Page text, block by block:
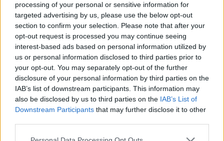
processing of your personal or sensitive information for
targeted advertising by us, please use the below opt-out
section to confirm your selection. Please note that after your
opt-out request is processed you may continue seeing
interest-based ads based on personal information utilized by
us or personal information disclosed to third parties prior to
your opt-out. You may separately opt-out of the further
disclosure of your personal information by third parties on the
IAB’s list of downstream participants. This information may
also be disclosed by us to third parties on the IAB’s List of
Downstream Participants that may further disclose it to other
News Santé
https://news-sante.fr
ARTICLES CONNEXES PLUS DE L'AUTEUR
Canicule : les conseils
cardiologues pour
Éclipse du 12 août :
lunettes de sécurité
Un chewing-gum
combattre le cancer